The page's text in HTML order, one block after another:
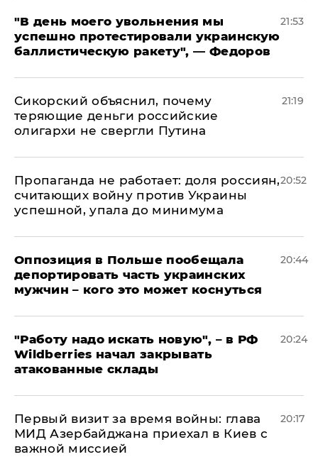
​"В день моего увольнения мы
успешно протестировали украинскую
баллистическую ракету", — Федоров
21:53
Сикорский объяснил, почему
теряющие деньги российские
олигархи не свергли Путина
21:19
​Пропаганда не работает: доля россиян,
считающих войну против Украины
успешной, упала до минимума
20:52
Оппозиция в Польше пообещала
депортировать часть украинских
мужчин – кого это может коснуться
20:44
"Работу надо искать новую", – в РФ
Wildberries начал закрывать
атакованные склады
20:24
Первый визит за время войны: глава
МИД Азербайджана приехал в Киев с
важной миссией
20:17